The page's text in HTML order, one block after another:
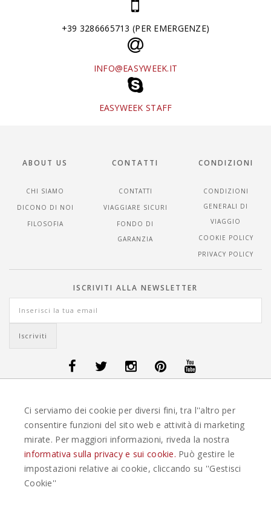
+39 3286665713 (PER EMERGENZE)
INFO@EASYWEEK.IT
EASYWEEK STAFF
ABOUT US
CHI SIAMO
DICONO DI NOI
FILOSOFIA
CONTATTI
CONTATTI
VIAGGIARE SICURI
FONDO DI
GARANZIA
CONDIZIONI
CONDIZIONI
GENERALI DI
VIAGGIO
COOKIE POLICY
PRIVACY POLICY
ISCRIVITI ALLA NEWSLETTER
VIAGGI GUATEMALA -OFFERTE VIAGGI ISLANDA -OFFERTE VIAGGI
OFFERTE VIAGGI MAURITIUS OFFERTE VIAGGI MESSICO
OFFERTE VIAGGI NORVEGIA- OFFERTE VIAGGI PORTOGALLO-
OFFERTE VIAGGI SEYCHELLES-OFFERTE VIAGGI SPAGNA-OFFERTE
EASYWEEKS TOUR OPERATOR © 2026 COPYRIGHT EASYWEEK. TUTTI I DIRITTI
RISERVATI |
Ci serviamo dei cookie per diversi fini, tra l''altro per
consentire funzioni del sito web e attività di marketing
mirate. Per maggiori informazioni, riveda la nostra
informativa sulla privacy e sui cookie. Può gestire le
impostazioni relative ai cookie, cliccando su ''Gestisci
Cookie''